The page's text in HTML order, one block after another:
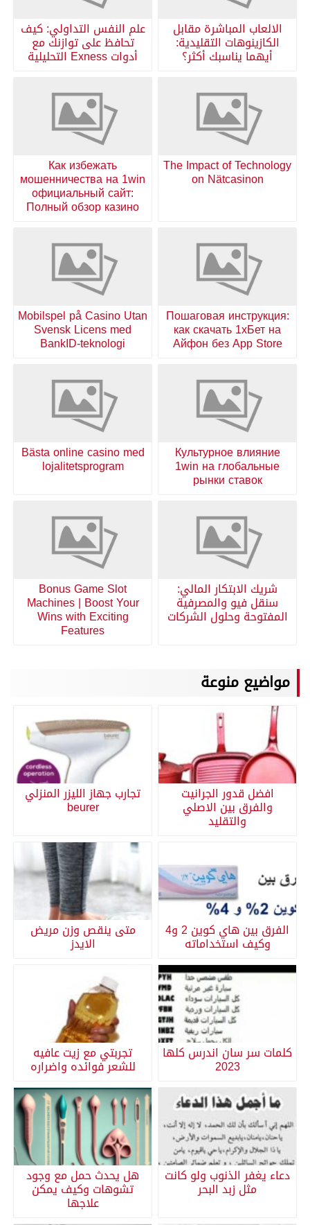
الالعاب المباشرة مقابل
الكازينوهات التقليدية:
أيهما يناسبك أكثر؟
علم النفس التداولي: كيف
تحافظ على توازنك مع
أدوات Exness التحليلية
The Impact of Technology
on Nätcasinon
Как избежать
мошенничества на 1win
официальный сайт:
Полный обзор казино
Пошаговая инструкция:
как скачать 1хБет на
Айфон без App Store
Mobilspel på Casino Utan
Svensk Licens med
BankID-teknologi
Культурное влияние
1win на глобальные
рынки ставок
Bästa online casino med
lojalitetsprogram
شريك الابتكار المالي:
سنقل فيو والمصرفية
المفتوحة وحلول الشركات
Bonus Game Slot
Machines | Boost Your
Wins with Exciting
Features
مواضيع منوعة
افضل قدور الجرانيت
والفرق بين الاصلي
والتقليد
تجارب جهاز الليزر المنزلي
beurer
الفرق بين هاي كوين 2 و4
وكيف استخداماته
متى ينقص وزن مريض
الايدز
كلمات سر سان اندرس كلها
2023
تجربتي مع زيت عافيه
للشعر فوائده واضراره
دعاء يغفر الذنوب ولو كانت
مثل زبد البحر
هل يحدث حمل مع وجود
تشوهات وكيف يمكن
علاجها